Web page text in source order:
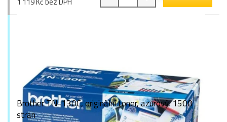
Brother TN-130C, originální toner, azurový, 1500
stran